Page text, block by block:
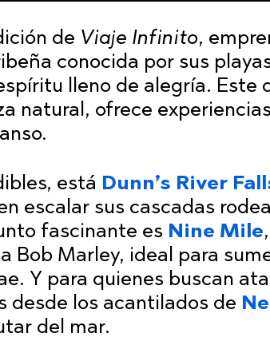
de Viaje Infinito,
conocida por sus
lleno de alegría. Este
natural, ofrece
está Dunn’s River
escalar sus cascadas
fascinante es Nine Mile
Bob Marley, ideal para
Y para quienes buscan
desde los acantilados de
del mar.